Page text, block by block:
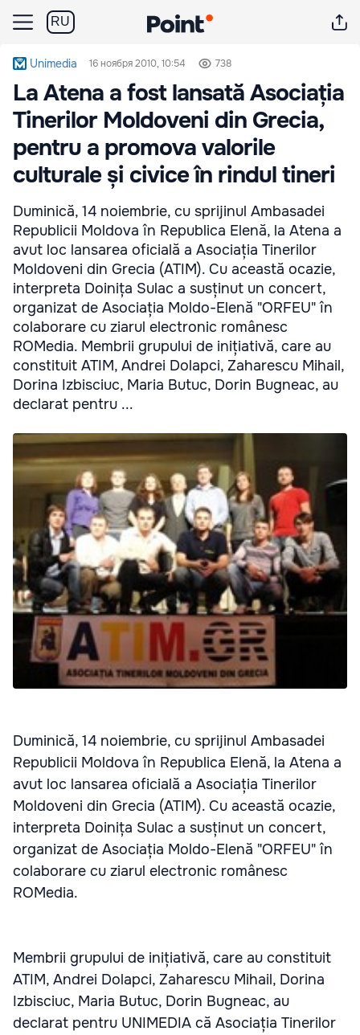
RU
Unimedia 16 ноября 2010, 10:54 738
La Atena a fost lansată Asociația
Tinerilor Moldoveni din Grecia,
pentru a promova valorile
culturale și civice în rindul tineri
Duminică, 14 noiembrie, cu sprijinul Ambasadei
Republicii Moldova în Republica Elenă, la Atena a
avut loc lansarea oficială a Asociația Tinerilor
Moldoveni din Grecia (ATIM). Cu această ocazie,
interpreta Doinița Sulac a susținut un concert,
organizat de Asociația Moldo-Elenă "ORFEU" în
colaborare cu ziarul electronic românesc
ROMedia. Membrii grupului de inițiativă, care au
constituit ATIM, Andrei Dolapci, Zaharescu Mihail,
Dorina Izbisciuc, Maria Butuc, Dorin Bugneac, au
declarat pentru ...
Duminică, 14 noiembrie, cu sprijinul Ambasadei
Republicii Moldova în Republica Elenă, la Atena a
avut loc lansarea oficială a Asociația Tinerilor
Moldoveni din Grecia (ATIM). Cu această ocazie,
interpreta Doinița Sulac a susținut un concert,
organizat de Asociația Moldo-Elenă "ORFEU" în
colaborare cu ziarul electronic românesc
ROMedia.
Membrii grupului de inițiativă, care au constituit
ATIM, Andrei Dolapci, Zaharescu Mihail, Dorina
Izbisciuc, Maria Butuc, Dorin Bugneac, au
declarat pentru UNIMEDIA că Asociația Tinerilor